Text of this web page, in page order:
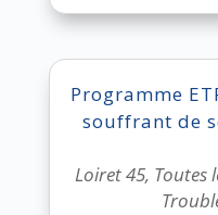
Programme
souffrant de
Loiret 45, Toutes